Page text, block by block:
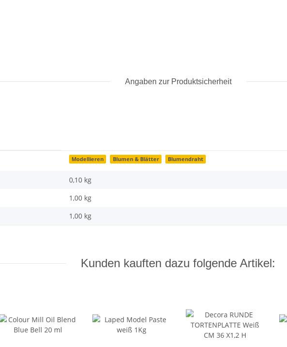
Angaben zur Produktsicherheit
Modellieren Blumen & Blätter Blumendraht
0,10 kg
1,00 kg
1,00 kg
Kunden kauften dazu folgende Artikel: